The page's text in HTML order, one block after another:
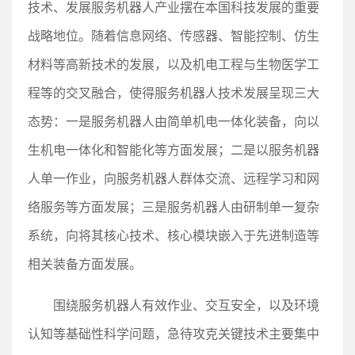
技术、发展服务机器人产业摆在本国科技发展的重要
战略地位。随着信息网络、传感器、智能控制、仿生
材料等高新技术的发展，以及机电工程与生物医学工
程等的交叉融合，使得服务机器人技术发展呈现三大
态势：一是服务机器人由简单机电一体化装备，向以
生机电一体化和智能化等方面发展；二是以服务机器
人单一作业，向服务机器人群体交流、远程学习和网
络服务等方面发展；三是服务机器人由研制单一复杂
系统，向将其核心技术、核心模块嵌入于先进制造等
相关装备方面发展。
围绕服务机器人有效作业、交互安全，以及环境
认知等基础性科学问题，急待攻克关键技术主要集中